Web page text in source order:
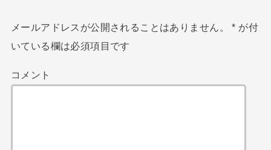
メールアドレスが公開されることはありません。 * が付
いている欄は必須項目です
コメント